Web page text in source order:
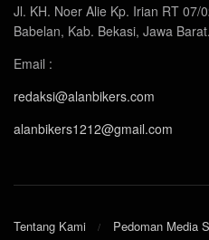
Jl. KH. Noer Alie Kp. Irian RT 07/
Babelan, Kab. Bekasi, Jawa Barat.
Email :
redaksi@alanbikers.com
alanbikers1212@gmail.com
Tentang Kami Pedoman Media